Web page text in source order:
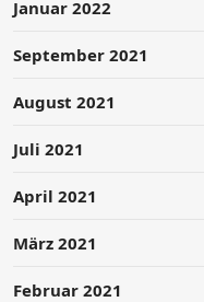
Januar 2022
September 2021
August 2021
Juli 2021
April 2021
März 2021
Februar 2021